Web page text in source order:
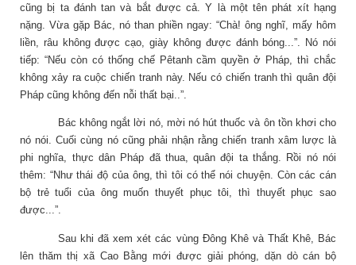
cũng bị ta đánh tan và bắt được cả. Y là một tên phát xít hạng
nặng. Vừa gặp Bác, nó than phiền ngay: “Chà! ông nghĩ, mấy hôm
liền, râu không được cạo, giày không được đánh bóng...”. Nó nói
tiếp: “Nếu còn có thống chế Pêtanh cầm quyền ở Pháp, thì chắc
không xảy ra cuộc chiến tranh này. Nếu có chiến tranh thì quân đội
Pháp cũng không đến nỗi thất bại..”.
Bác không ngắt lời nó, mời nó hút thuốc và ôn tồn khơi cho
nó nói. Cuối cùng nó cũng phải nhận rằng chiến tranh xâm lược là
phi nghĩa, thực dân Pháp đã thua, quân đội ta thắng. Rồi nó nói
thêm: “Như thái độ của ông, thì tôi có thể nói chuyện. Còn các cán
bộ trẻ tuổi của ông muốn thuyết phục tôi, thì thuyết phục sao
được...”.
Sau khi đã xem xét các vùng Đông Khê và Thất Khê, Bác
lên thăm thị xã Cao Bằng mới được giải phóng, dặn dòcán bộ